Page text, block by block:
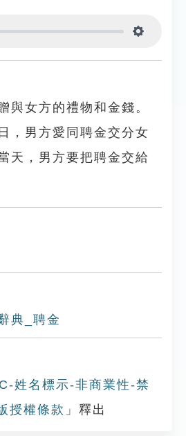
與女方的禮物和金錢。
，男方愛同聘金交分女
天，男方要把聘金交給
典_聘金
姓名標示-非商業性-禁
授權條款 」釋出